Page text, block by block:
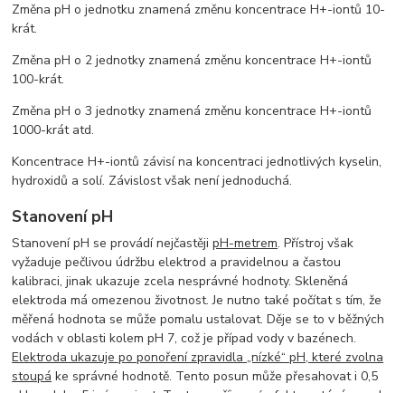
Změna pH o jednotku znamená změnu koncentrace H+-iontů 10-
krát.
Změna pH o 2 jednotky znamená změnu koncentrace H+-iontů
100-krát.
Změna pH o 3 jednotky znamená změnu koncentrace H+-iontů
1000-krát atd.
Koncentrace H+-iontů závisí na koncentraci jednotlivých kyselin,
hydroxidů a solí. Závislost však není jednoduchá.
Stanovení pH
Stanovení pH se provádí nejčastějipH-metrem. Přístroj však
vyžaduje pečlivou údržbu elektrod a pravidelnou a častou
kalibraci, jinak ukazuje zcela nesprávné hodnoty. Skleněná
elektroda má omezenou životnost. Je nutno také počítat s tím, že
měřená hodnota se může pomalu ustalovat. Děje se to v běžných
vodách v oblasti kolem pH 7, což je případ vody v bazénech.
Elektroda ukazuje po ponoření zpravidla „nízké“ pH, které zvolna
stoupá ke správné hodnotě. Tento posun může přesahovat i 0,5